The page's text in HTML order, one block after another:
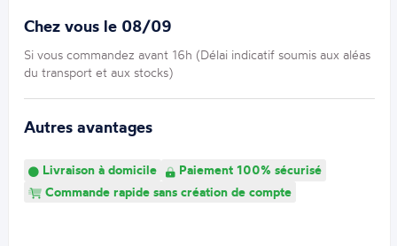
Chez vous le 08/09
Si vous commandez avant 16h (Délai indicatif soumis aux aléas
du transport et aux stocks)
Autres avantages
Livraison à domicile
Paiement 100% sécurisé
Commande rapide sans création de compte